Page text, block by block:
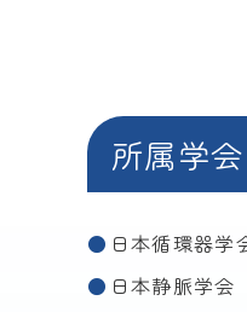
所属学会
日本循環器学
日本静脈学